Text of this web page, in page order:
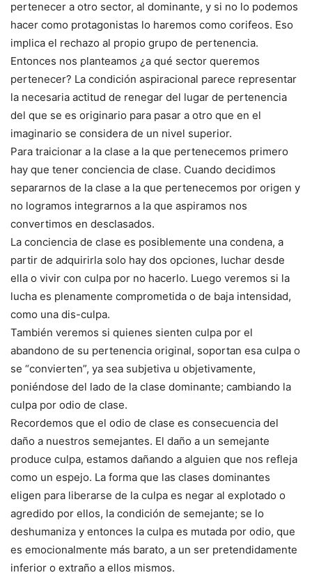
pertenecer a otro sector, al dominante, y si no lo podemos
hacer como protagonistas lo haremos como corifeos. Eso
implica el rechazo al propio grupo de pertenencia.
Entonces nos planteamos ¿a qué sector queremos
pertenecer? La condición aspiracional parece representar
la necesaria actitud de renegar del lugar de pertenencia
del que se es originario para pasar a otro que en el
imaginario se considera de un nivel superior.
Para traicionar a la clase a la que pertenecemos primero
hay que tener conciencia de clase. Cuando decidimos
separarnos de la clase a la que pertenecemos por origen y
no logramos integrarnos a la que aspiramos nos
convertimos en desclasados.
La conciencia de clase es posiblemente una condena, a
partir de adquirirla solo hay dos opciones, luchar desde
ella o vivir con culpa por no hacerlo. Luego veremos si la
lucha es plenamente comprometida o de baja intensidad,
como una dis-culpa.
También veremos si quienes sienten culpa por el
abandono de su pertenencia original, soportan esa culpa o
se “convierten”, ya sea subjetiva u objetivamente,
poniéndose del lado de la clase dominante; cambiando la
culpa por odio de clase.
Recordemos que el odio de clase es consecuencia del
daño a nuestros semejantes. El daño a un semejante
produce culpa, estamos dañando a alguien que nos refleja
como un espejo. La forma que las clases dominantes
eligen para liberarse de la culpa es negar al explotado o
agredido por ellos, la condición de semejante; se lo
deshumaniza y entonces la culpa es mutada por odio, que
es emocionalmente más barato, a un ser pretendidamente
inferior o extraño a ellos mismos.